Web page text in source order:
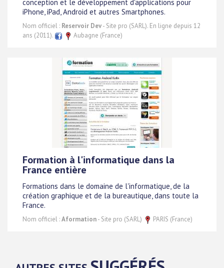
conception et le développement d'applications pour
iPhone, iPad, Android et autres Smartphones.
Nom officiel : Reservoir Dev- Site pro (SARL). En ligne depuis 12
ans (2011).
Aubagne (France)
Formation à l'informatique dans la
France entière
Formations dans le domaine de l'informatique, de la
création graphique et de la bureautique, dans toute la
France.
Nom officiel :Aformation- Site pro (SARL) PARIS (France)